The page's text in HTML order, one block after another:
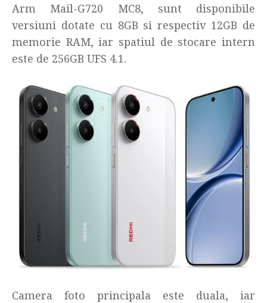
Arm Mail-G720 MC8, sunt disponibile
versiuni dotate cu 8GB si respectiv 12GB de
memorie RAM, iar spatiul de stocare intern
este de 256GB UFS 4.1.
Camera foto principala este duala, iar